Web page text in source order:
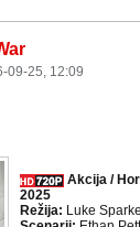
09-25, 12:09
Akcija /
2025
Režija: Luke Sparke